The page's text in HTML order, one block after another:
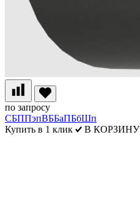
по запросу
СБППэпВББаПБбШп
Купить в 1 клик
В КОРЗИНУ